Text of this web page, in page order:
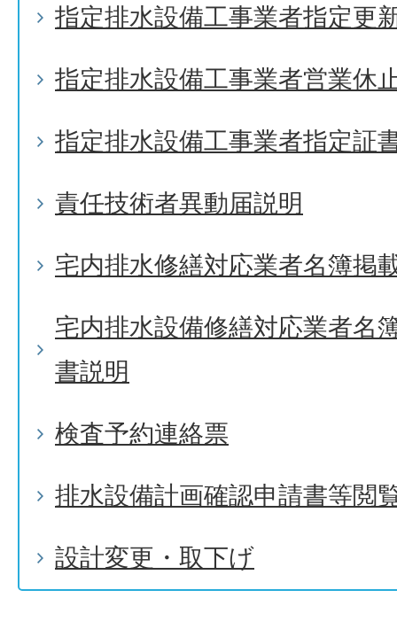
指定排水設備工事業者指定更
指定排水設備工事業者営業休
指定排水設備工事業者指定証
責任技術者異動届説明
宅内排水修繕対応業者名簿掲
宅内排水設備修繕対応業者名
書説明
検査予約連絡票
排水設備計画確認申請書等閲
設計変更・取下げ